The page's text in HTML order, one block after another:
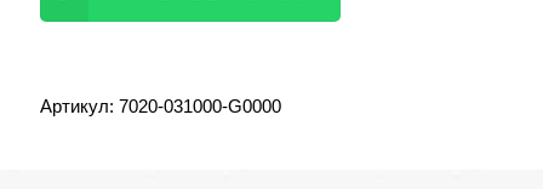
Артикул: 7020-031000-G0000